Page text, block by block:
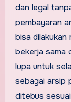
dan legal
pembayaran
bisa dilakukan
bekerja sama
lupa untuk
sebagai arsip
ditebus sesuai